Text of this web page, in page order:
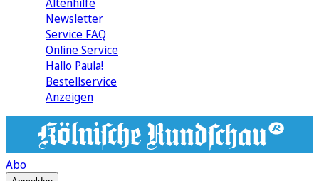
Newsletter
Service FAQ
Online Service
Hallo Paula!
Bestellservice
Anzeigen
Abo